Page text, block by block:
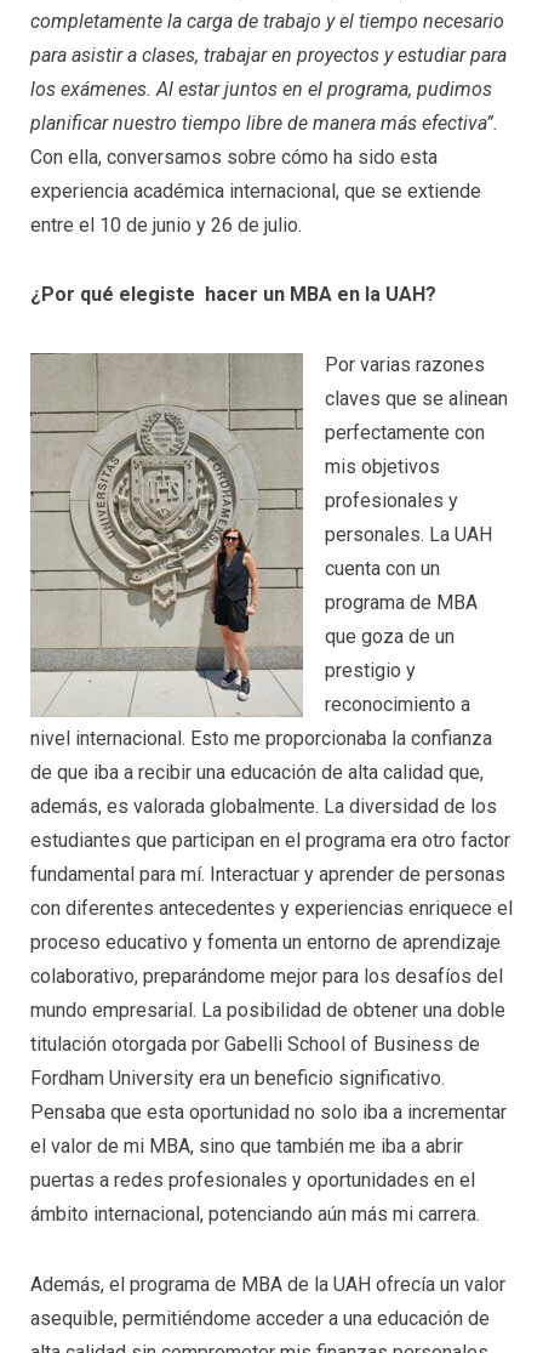
completamente la carga de trabajo y el tiempo necesario
para asistir a clases, trabajar en proyectos y estudiar para
los exámenes. Al estar juntos en el programa, pudimos
planificar nuestro tiempo libre de manera más efectiva”.
Con ella, conversamos sobre cómo ha sido esta
experiencia académica internacional, que se extiende
entre el 10 de junio y 26 de julio.
¿Por qué elegiste hacer un MBA en la UAH?
Por varias razones
claves que se alinean
perfectamente con
mis objetivos
profesionales y
personales. La UAH
cuenta con un
programa de MBA
que goza de un
prestigio y
reconocimiento a
nivel internacional. Esto me proporcionaba la confianza
de que iba a recibir una educación de alta calidad que,
además, es valorada globalmente. La diversidad de los
estudiantes que participan en el programa era otro factor
fundamental para mí. Interactuar y aprender de personas
con diferentes antecedentes y experiencias enriquece el
proceso educativo y fomenta un entorno de aprendizaje
colaborativo, preparándome mejor para los desafíos del
mundo empresarial. La posibilidad de obtener una doble
titulación otorgada por Gabelli School of Business de
Fordham University era un beneficio significativo.
Pensaba que esta oportunidad no solo iba a incrementar
el valor de mi MBA, sino que también me iba a abrir
puertas a redes profesionales y oportunidades en el
ámbito internacional, potenciando aún más mi carrera.
Además, el programa de MBA de la UAH ofrecía un valor
asequible, permitiéndome acceder a una educación de